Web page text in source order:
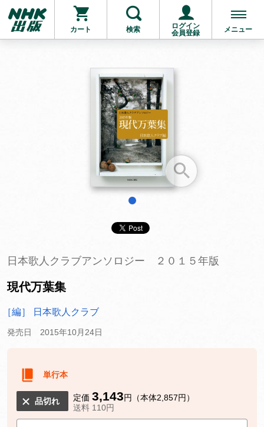
カート 検索
ログイン
会員登録
メニュー
お支払いに進む
他にも商品を買う
日本歌人クラブアンソロジー ２０１５年版
現代万葉集
［編］ 日本歌人クラブ
発売日 2015年10月24日
単行本
品切れ 定価 3,143円（本体2,857円）
送料 110円